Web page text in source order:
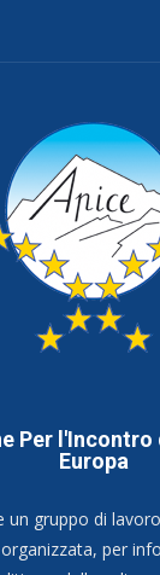
Per l'Incontro
Europa
un gruppo di
per